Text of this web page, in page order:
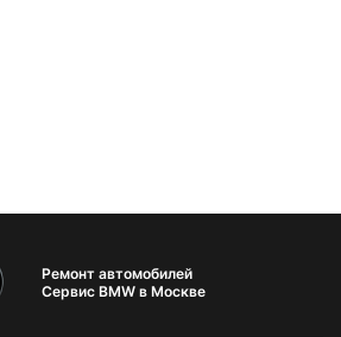
Ремонт автомобилей
Сервис BMW в Москве